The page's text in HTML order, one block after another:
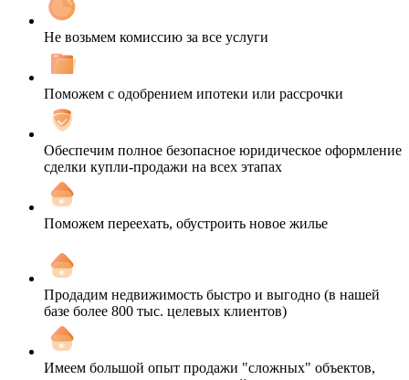
Не возьмем комиссию за все услуги
Поможем с одобрением ипотеки или рассрочки
Обеспечим полное безопасное юридическое оформление
сделки купли-продажи на всех этапах
Поможем переехать, обустроить новое жилье
Продадим недвижимость быстро и выгодно (в нашей
базе более 800 тыс. целевых клиентов)
Имеем большой опыт продажи "сложных" объектов,